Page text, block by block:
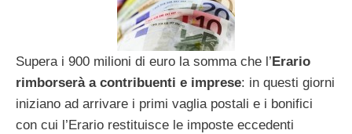
Supera i 900 milioni di euro la somma che l’ Erario
rimborserà a contribuenti e imprese: in questi giorni
iniziano ad arrivare i primi vaglia postali e i bonifici
con cui l’Erario restituisce le imposte eccedenti